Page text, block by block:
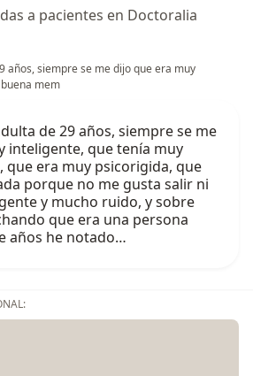
a pacientes en Doctoralia
años, siempre se me dijo que era muy
mem
de 29 años, siempre se me
inteligente, que tenía muy
que era muy psicorigida, que
porque no me gusta salir ni
y mucho ruido, y sobre
que era una persona
años he notado…